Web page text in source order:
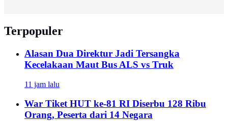
Terpopuler
Alasan Dua Direktur Jadi Tersangka
Kecelakaan Maut Bus ALS vs Truk
11 jam lalu
War Tiket HUT ke-81 RI Diserbu 128 Ribu
Orang, Peserta dari 14 Negara